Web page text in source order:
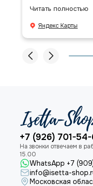
сложено,
приятно.
Читать полностью
Яндекс Карты
+7 (926) 701-54-
WhatsApp +7
info@isetta-
Московская